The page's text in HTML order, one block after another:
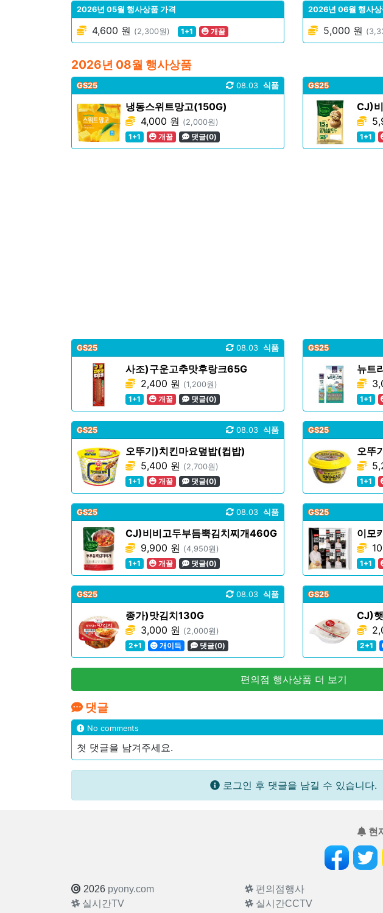
2026년 05월 행사상품 가격
4,600 원 (2,300원) 1+1 개꿀
2026년 06월 행사상
5,000 원
2026년 08월 행사상품
GS25 식품
08.03
냉동스위트망고(150G)
4,000 원 (2,000원)
1+1
개꿀 댓글(0)
GS25
CJ)
1+1
GS25 식품
08.03
사조)구운고추맛후랑크65G
2,400 원 (1,200원)
1+1
개꿀 댓글(0)
GS25
뉴트
1+1
GS25 식품
08.03
오뚜기)치킨마요덮밥(컵밥)
5,400 원 (2,700원)
1+1
개꿀 댓글(0)
GS25
오뚜
1+1
GS25 식품
08.03
CJ)비비고두부듬뿍김치찌개460G
9,900 원 (4,950원)
1+1
개꿀 댓글(0)
GS25
이모
1+1
GS25 식품
08.03
종가)맛김치130G
3,000 원 (2,000원)
2+1
개이득 댓글(0)
GS25
CJ)
2+1
편의점 행사상품 더 보기
댓글
No comments
첫 댓글을 남겨주세요.
로그인 후 댓글을 남길 수 있습니다.
현
2026 pyony.com 편의점행사
실시간TV
실시간CCTV